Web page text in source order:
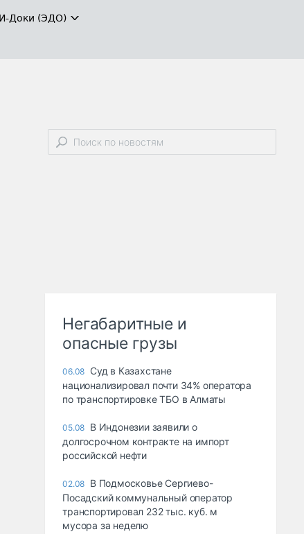
Доки (ЭДО)
Негабаритные и
опасные грузы
06.08 Суд в Казахстане
национализировал почти 34% оператора
по транспортировке ТБО в Алматы
05.08 В Индонезии заявили о
долгосрочном контракте на импорт
российской нефти
02.08 В Подмосковье Сергиево-
Посадский коммунальный оператор
транспортировал 232 тыс. куб. м
мусора за неделю